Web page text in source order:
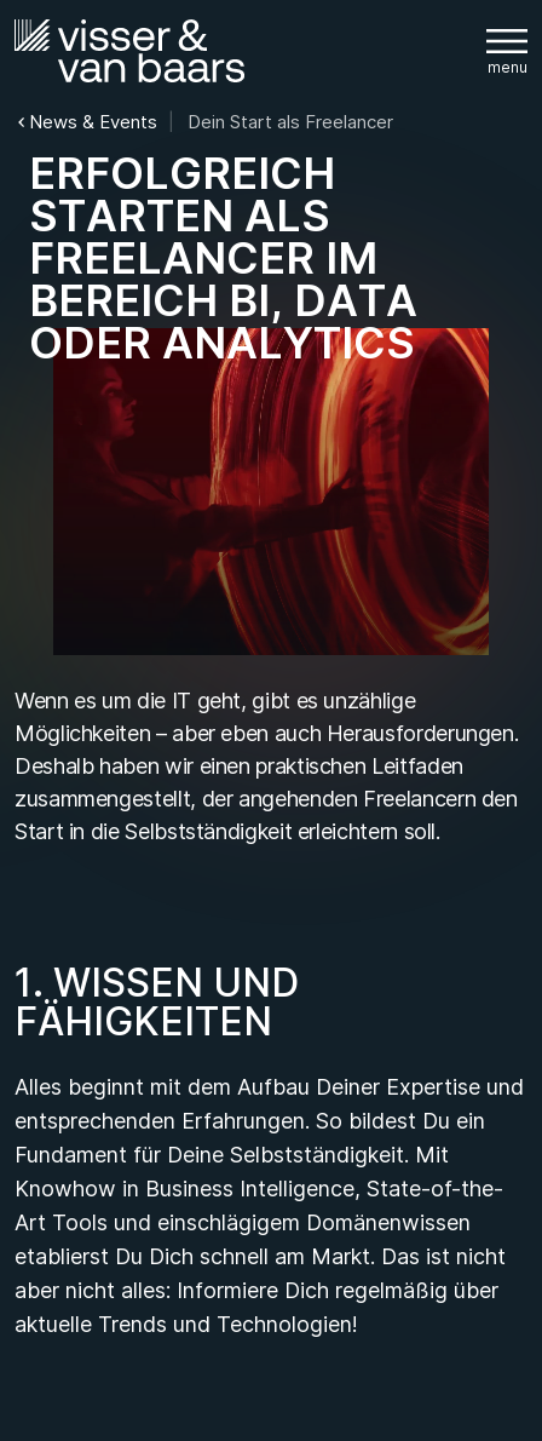
News & Events Dein Start als Freelancer
ERFOLGREICH
STARTEN ALS
FREELANCER IM
BEREICH BI, DATA
ODER ANALYTICS
Wenn es um die IT geht, gibt es unzählige
Möglichkeiten – aber eben auch Herausforderungen.
Deshalb haben wir einen praktischen Leitfaden
zusammengestellt, der angehenden Freelancern den
Start in die Selbstständigkeit erleichtern soll.
1. WISSEN UND
FÄHIGKEITEN
Alles beginnt mit dem Aufbau Deiner Expertise und
entsprechenden Erfahrungen. So bildest Du ein
Fundament für Deine Selbstständigkeit. Mit
Knowhow in Business Intelligence, State-of-the-
Art Tools und einschlägigem Domänenwissen
etablierst Du Dich schnell am Markt. Das ist nicht
aber nicht alles: Informiere Dich regelmäßig über
aktuelle Trends und Technologien!